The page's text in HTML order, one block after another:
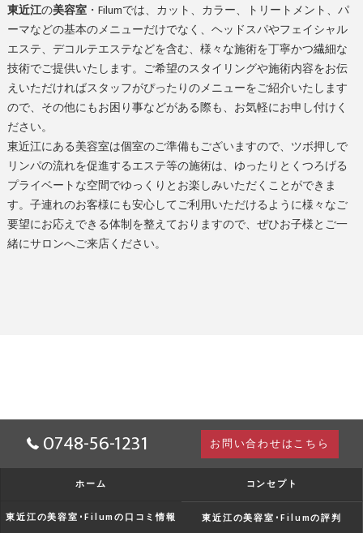
東近江の美容室・Filumでは、カット、カラー、トリートメント、パ
ーマなどの基本のメニューだけでなく、ヘッドスパやフェイシャル
エステ、デコルテエステなどを含む、様々な施術を丁寧かつ繊細な
技術でご提供いたします。ご希望のスタイリングや施術内容をお伝
えいただければスタッフがぴったりのメニューをご紹介いたします
ので、その他にもお困り事などがある際も、お気軽にお申し付けく
ださい。
東近江にある美容室は個室のご準備もございますので、ツボ押しで
リンパの流れを促進するエステ等の施術は、ゆったりとくつろげる
プライベートな空間でゆっくりとお楽しみいただくことができま
す。子連れのお客様にも安心してご利用いただけるように様々なご
要望にお応えできる体制を整えておりますので、ぜひお子様とご一
緒にサロンへご来店ください。
0748-56-1231 お問い合わせはこちら
ホーム コンセプト
東近江の美容室･Filumの口コミ情報 東近江の美容室･Filumの評判